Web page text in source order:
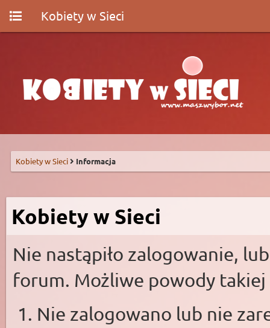
Kobiety w Sieci
Kobiety w Sieci Informacja
Kobiety w Sieci
Nie nastąpiło zalogowanie,
forum. Możliwe powody takiej
Nie zalogowano lub nie